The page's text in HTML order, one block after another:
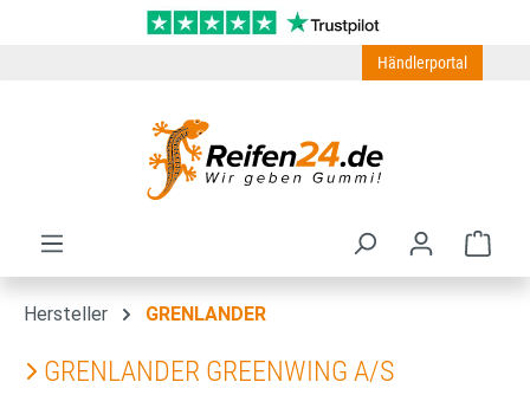
Zum Hauptinhalt springen
Händlerportal
Hersteller GRENLANDER
GRENLANDER GREENWING A/S